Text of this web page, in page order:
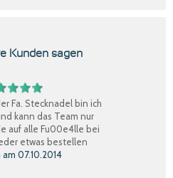
Kunden sagen
Fa. Stecknadel bin ich
kann das Team nur
auf alle Fu00e4lle bei
etwas bestellen
am 07.10.2014